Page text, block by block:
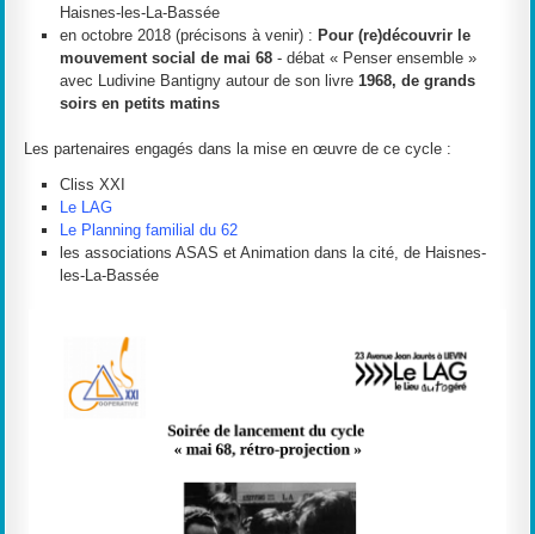
Haisnes-les-La-Bassée
en octobre 2018 (précisons à venir) :Pour (re)découvrir le
mouvement social de mai 68 - débat « Penser ensemble »
avec Ludivine Bantigny autour de son livre 1968, de grands
soirs en petits matins
Les partenaires engagés dans la mise en œuvre de ce cycle :
Cliss XXI
Le LAG
Le Planning familial du 62
les associations ASAS et Animation dans la cité, de Haisnes-
les-La-Bassée